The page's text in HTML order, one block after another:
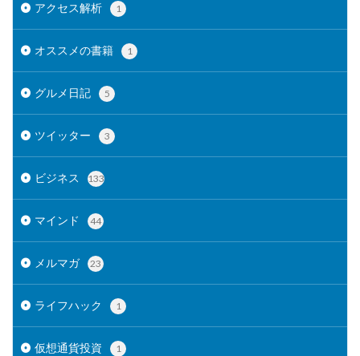
アクセス解析 1
オススメの書籍 1
グルメ日記 5
ツイッター 3
ビジネス 133
マインド 44
メルマガ 23
ライフハック 1
仮想通貨投資 1